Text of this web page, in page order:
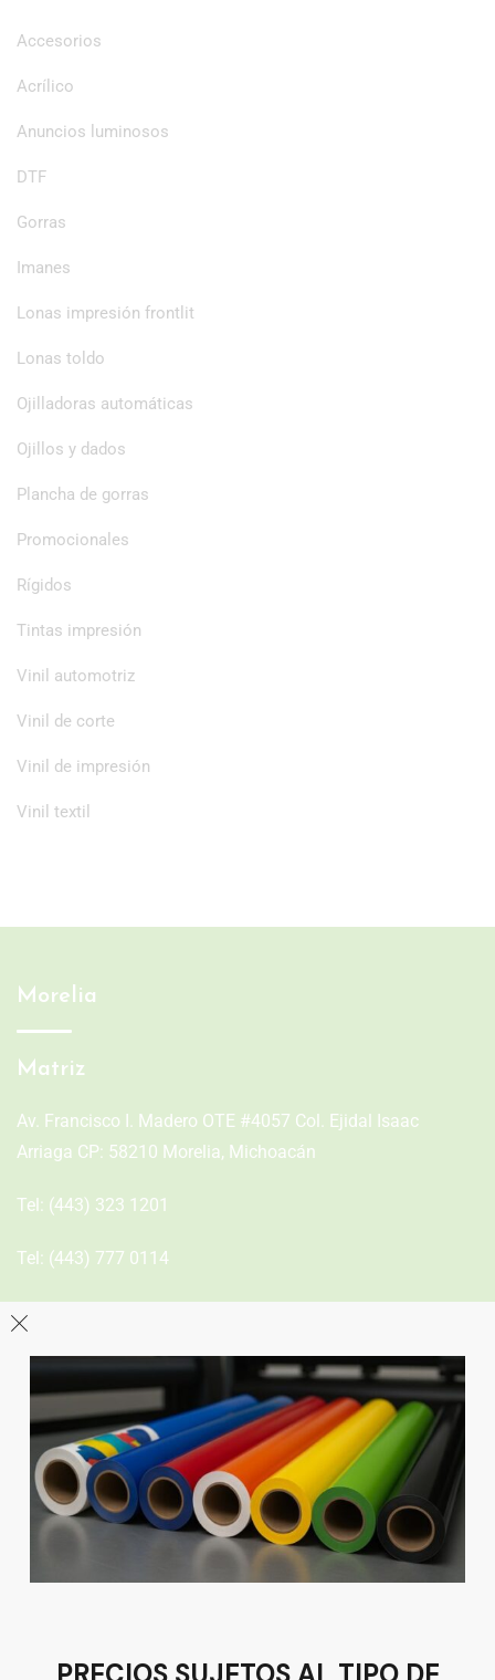
Accesorios
Acrílico
Anuncios luminosos
DTF
Gorras
Imanes
Lonas impresión frontlit
Lonas toldo
Ojilladoras automáticas
Ojillos y dados
Plancha de gorras
Promocionales
Rígidos
Tintas impresión
Vinil automotriz
Vinil de corte
Vinil de impresión
Vinil textil
Morelia
Matriz
Av. Francisco I. Madero OTE #4057 Col. Ejidal Isaac
Arriaga CP: 58210 Morelia, Michoacán
Tel: (443) 323 1201
Tel: (443) 777 0114
León
Sucursal
Av del Astillero 129 Centro bodeguero Las Trojes León,
Guanajuato
Tel:(477) 776 8994